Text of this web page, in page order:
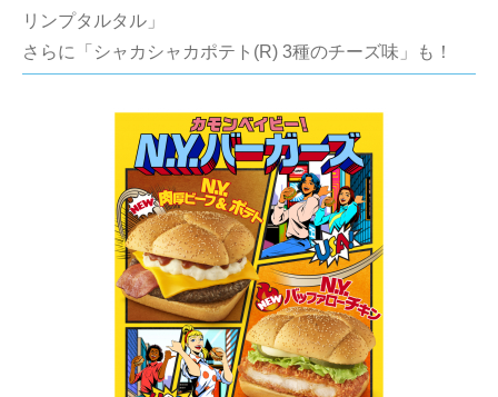
リンプタルタル」
さらに「シャカシャカポテト(R) 3種のチーズ味」も！